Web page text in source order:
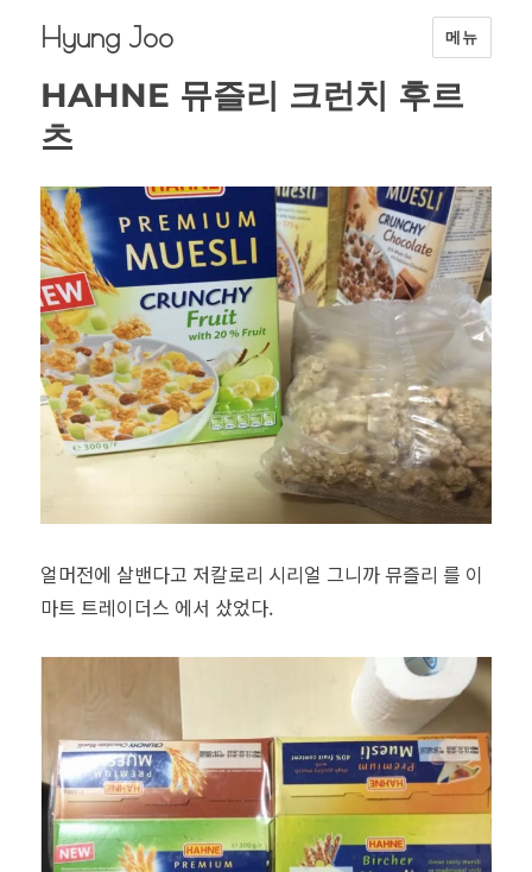
Hyung Joo 메뉴
HAHNE 뮤즐리 크런치 후르
츠
얼머전에 살밴다고 저칼로리 시리얼 그니까 뮤즐리 를 이
마트 트레이더스 에서 샀었다.